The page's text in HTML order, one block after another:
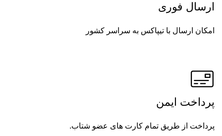
ارسال فوری
امکان ارسال با تیپاکس به سراسر کشور
پرداخت ایمن
پرداخت از طریق تمام کارت های عضو شتاب.